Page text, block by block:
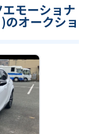
モーショナ
オークショ